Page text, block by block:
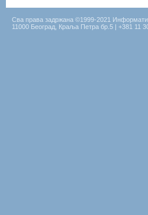
Сва права задржана ©1999-2021
11000 Београд, Краља Петра бр.5 | +381 11